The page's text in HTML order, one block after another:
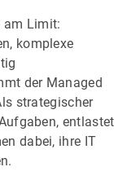
am Limit:
komplexe
der Managed
strategischer
entlastet
dabei, ihre IT